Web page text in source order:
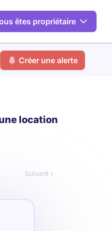
êtes propriétaire
Créer une alerte
location
Suivant ›